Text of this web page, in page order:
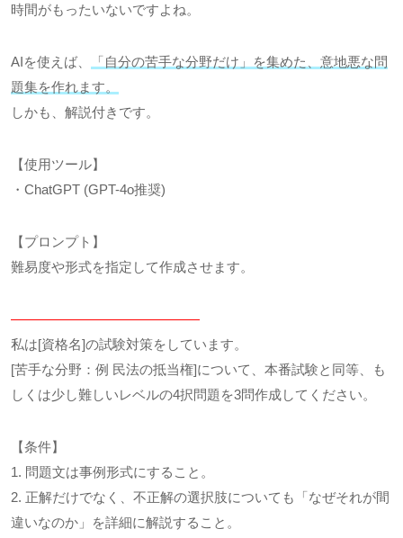
時間がもったいないですよね。
AIを使えば、
「自分の苦手な分野だけ」を集めた、意地悪な問
題集を作れます。
しかも、解説付きです。
【使用ツール】
・ChatGPT (GPT-4o推奨)
【プロンプト】
難易度や形式を指定して作成させます。
——————————————
私は[資格名]の試験対策をしています。
[苦手な分野：例 民法の抵当権]について、本番試験と同等、も
しくは少し難しいレベルの4択問題を3問作成してください。
【条件】
1. 問題文は事例形式にすること。
2. 正解だけでなく、不正解の選択肢についても「なぜそれが間
違いなのか」を詳細に解説すること。